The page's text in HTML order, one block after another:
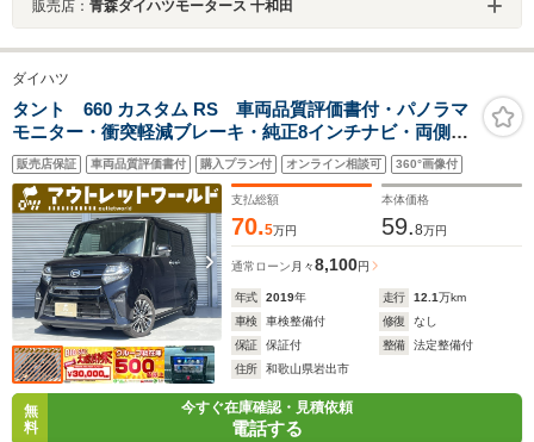
販売店： 青森ダイハツモータース 十和田
ダイハツ
タント 660 カスタム RS 車両品質評価書付・パノラマ
モニター・衝突軽減ブレーキ・純正8インチナビ・両側パ
ワースライドドア・バックカメラ・Bluetooth・フルセ
グ・ETC・バックカメラ・ステアリングスイッチ・LED
ヘッドライト・DVD・CD
販売店保証 車両品質評価書付 購入プラン付 オンライン相談可 360°画像付
支払総額
70.5万円
本体価格
59.8万円
通常ローン 月々8,100円
年式 2019年 走行 12.1万km
車検
車検整備付 修復
なし
保証
保証付 整備
法定整備付
住所
和歌山県岩出市
無
料
今すぐ在庫確認・見積依頼
電話する